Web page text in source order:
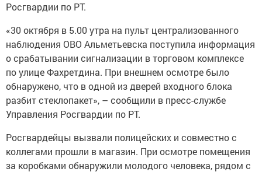
Росгвардии по РТ.
«30 октября в 5.00 утра на пульт централизованного
наблюдения ОВО Альметьевска поступила информация
о срабатывании сигнализации в торговом комплексе
по улице Фахретдина. При внешнем осмотре было
обнаружено, что в одной из дверей входного блока
разбит стеклопакет», – сообщили в пресс-службе
Управления Росгвардии по РТ.
Росгвардейцы вызвали полицейских и совместно с
коллегами прошли в магазин. При осмотре помещения
за коробками обнаружили молодого человека, рядом с